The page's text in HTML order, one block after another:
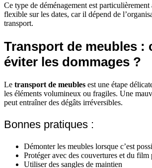
Ce type de déménagement est particulièrement
flexible sur les dates, car il dépend de
transport.
Transport de meubles :
éviter les dommages ?
Le transport de meubles est une étape
les éléments volumineux ou fragiles. Une
peut entraîner des dégâts irréversibles.
Bonnes pratiques :
Démonter les meubles lorsque c’est
Protéger avec des couvertures et du film
Utiliser des sangles de maintien